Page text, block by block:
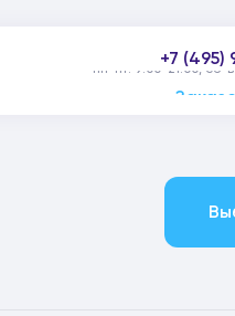
+7 (495)
пн-пт: 9:00-21:00, сб-